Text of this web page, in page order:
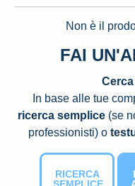
Non è il
FAI
In base alle tue
ricerca semplice (se
professionisti) o
RICERCA